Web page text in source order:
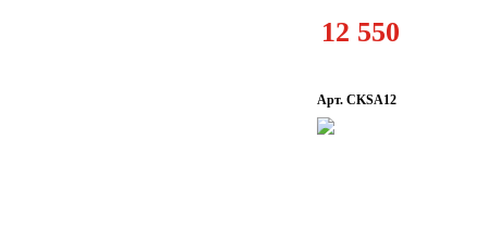
12 550
Арт. CKSA12